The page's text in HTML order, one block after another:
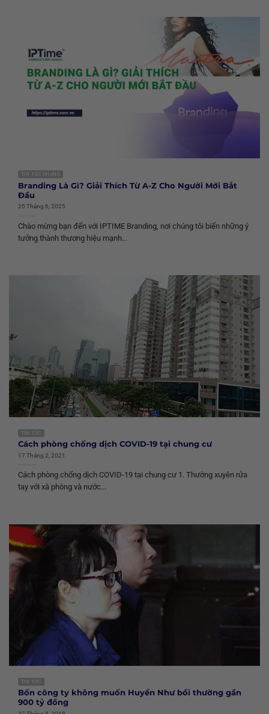
TIN TỨC CHUNG
Branding Là Gì? Giải Thích Từ A-Z Cho Người Mới Bắt
Đầu
25 Tháng 6, 2025
Chào mừng bạn đến với IPTIME Branding, nơi chúng tôi biến những ý
tưởng thành thương hiệu mạnh...
TIN TỨC
Cách phòng chống dịch COVID-19 tại chung cư
17 Tháng 2, 2021
Cách phòng chống dịch COVID-19 tại chung cư 1. Thường xuyên rửa
tay với xà phòng và nước...
TIN TỨC
Bốn công ty không muốn Huyền Như bồi thường gần
900 tỷ đồng